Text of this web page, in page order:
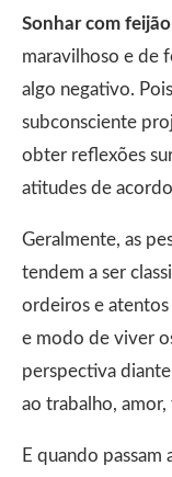
Sonhar com feijão
maravilhoso e de
algo negativo.
subconsciente
obter reflexões
atitudes de
Geralmente, as
tendem a ser
ordeiros e atentos
e modo de viver
perspectiva
ao trabalho, amor,
E quando